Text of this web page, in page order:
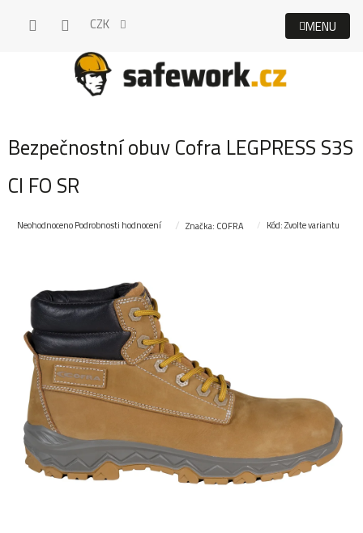
CZK
Bezpečnostní obuv Cofra LEGPRESS S3S
CI FO SR
Průměrné
hvězdiček.
NeohodnocenoPodrobnosti hodnocení Značka: COFRA Kód:Zvolte variantu